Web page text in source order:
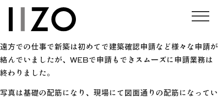
志摩市にて計画していたコテージが着工しました。
自然豊かな森の中に建つコテージです。
遠方での仕事で新築は初めてで建築確認申請など様々な申請が
絡んでいましたが、WEBで申請もできスムーズに申請業務は
終わりました。
写真は基礎の配筋になり、現場にて図面通りの配筋になってい